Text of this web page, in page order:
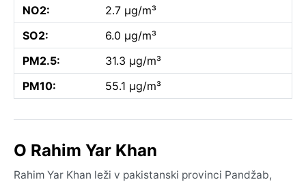
NO2:
2.7 µg/m³
SO2:
6.0 µg/m³
PM2.5:
31.3 µg/m³
PM10:
55.1 µg/m³
O Rahim Yar Khan
Rahim Yar Khan leži v pakistanski provinci Pandžab,